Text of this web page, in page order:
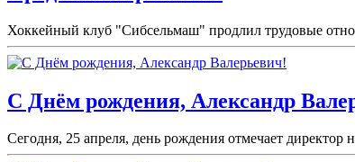
Хоккейный клуб "Сибсельмаш" продлил трудовые
С Днём рождения, Александр
Сегодня, 25 апреля, день рождения отмечает